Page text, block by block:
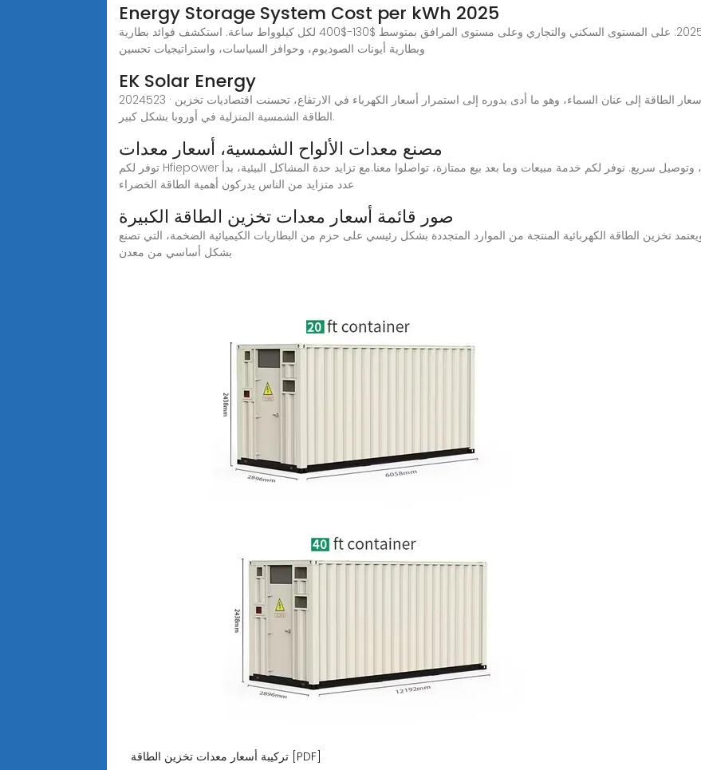
Energy Storage System Cost per kWh 2025
اكتشف اتجاهات تكلفة نظام تخزين الطاقة لعام 2025: على المستوى السكني والتجاري وعلى مستوى المرافق بمتوسط $130-$400 لكل كيلوواط ساعة. استكشف فوائد بطارية LFP
وبطارية أيونات الصوديوم، وحوافز السياسات، واستراتيجيات تحسين
EK Solar Energy
2024523 · ومع تسبب الصراع بين روسيا وأوكرانيا في ارتفاع أسعار الطاقة إلى عنان السماء، وهو ما أدى بدوره إلى استمرار أسعار الكهرباء في الارتفاع، تحسنت اقتصاديات تخزين
الطاقة الشمسية المنزلية في أوروبا بشكل كبير.
مصنع معدات الألواح الشمسية، أسعار معدات
توفر لكم Hfiepower معدات ألواح شمسية عالية الجودة، ومستودعات ألمانية، وتوصيل سريع. نوفر لكم خدمة مبيعات وما بعد بيع ممتازة، تواصلوا معنا.مع تزايد حدة المشاكل البيئية، بدأ
عدد متزايد من الناس يدركون أهمية الطاقة الخضراء
صور قائمة أسعار معدات تخزين الطاقة الكبيرة
تجميع معدات تخزين الطاقة الكهربائية 2024114 · ويعتمد تخزين الطاقة الكهربائية المنتجة من الموارد المتجددة بشكل رئيسي على حزم من البطاريات الكيميائية الضخمة، التي تصنع
بشكل أساسي من معدن
تركيبة أسعار معدات تخزين الطاقة [PDF]